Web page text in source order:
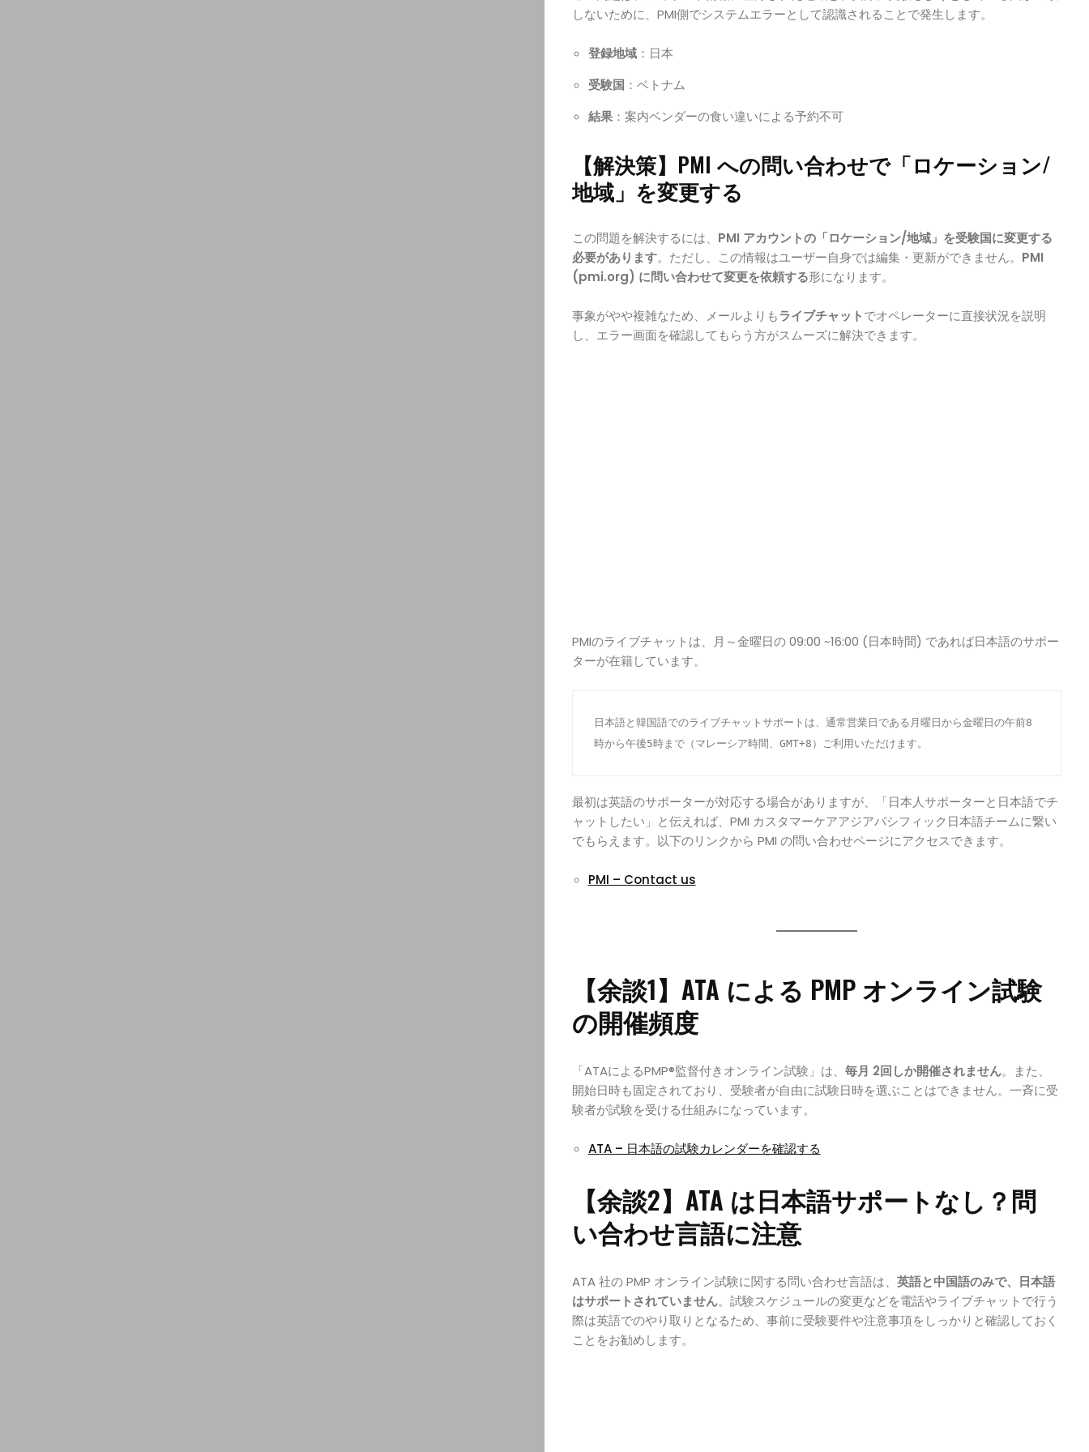
しないために、PMI側でシステムエラーとして認識されることで発生します。
登録地域：日本
受験国 ：ベトナム
結果：案内ベンダーの食い違いによる予約不可
【解決策】PMI への問い合わせで「ロケーション/
地域」を変更する
この問題を解決するには、 PMI アカウントの「ロケーション/地域」を受験国に変更する
必要があります。ただし、この情報はユーザー自身では編集・更新ができません。 PMI
(pmi.org) に問い合わせて変更を依頼する形になります。
事象がやや複雑なため、メールよりもライブチャットでオペレーターに直接状況を説明
し、エラー画面を確認してもらう方がスムーズに解決できます。
PMIのライブチャットは、月～金曜日の 09:00 ~16:00 (日本時間) であれば日本語のサポー
ターが在籍しています。
日本語と韓国語でのライブチャットサポートは、通常営業日である月曜日から金曜日の午前8
時から午後5時まで（マレーシア時間、GMT+8）ご利用いただけます。
最初は英語のサポーターが対応する場合がありますが、「日本人サポーターと日本語でチ
ャットしたい」と伝えれば、PMI カスタマーケアアジアパシフィック日本語チームに繋い
でもらえます。以下のリンクから PMI の問い合わせページにアクセスできます。
PMI – Contact us
【余談1】ATA による PMP オンライン試験
の開催頻度
「ATAによるPMP®監督付きオンライン試験」は、 毎月 2回しか開催されません。また、
開始日時も固定されており、受験者が自由に試験日時を選ぶことはできません。一斉に受
験者が試験を受ける仕組みになっています。
ATA – 日本語の試験カレンダーを確認する
【余談2】ATA は日本語サポートなし？問
い合わせ言語に注意
ATA 社の PMP オンライン試験に関する問い合わせ言語は、 英語と中国語のみで、日本語
はサポートされていません。試験スケジュールの変更などを電話やライブチャットで行う
際は英語でのやり取りとなるため、事前に受験要件や注意事項をしっかりと確認しておく
ことをお勧めします。